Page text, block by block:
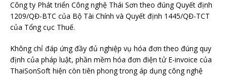
Công ty Phát triển Công nghệ Thái Sơn theo đúng Quyết định
1209/QĐ-BTC của Bộ Tài Chính và Quyết định 1445/QĐ-TCT
của Tổng cục Thuế.
Không chỉ đáp ứng đầy đủ nghiệp vụ hóa đơn theo đúng quy
định của pháp luật, phần mềm hóa đơn điện tử E-invoice của
ThaiSonSoft hiện còn tiên phong trong áp dụng công nghệ